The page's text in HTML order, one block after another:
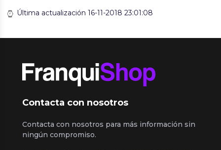
Última actualización 16-11-2018 23:01:08
Contacta con nosotros
Contacta con nosotros para más información sin
ningún compromiso.